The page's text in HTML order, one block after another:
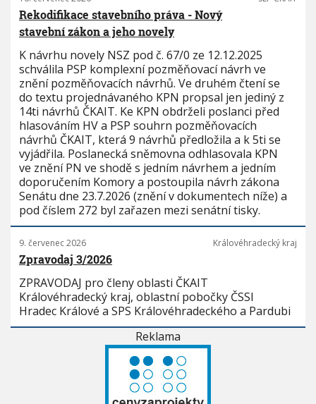
Rekodifikace stavebního práva - Nový
stavební zákon a jeho novely
K návrhu novely NSZ pod č. 67/0 ze 12.12.2025
schválila PSP komplexní pozměňovací návrh ve
znění pozměňovacích návrhů. Ve druhém čtení se
do textu projednávaného KPN propsal jen jediný z
14ti návrhů ČKAIT. Ke KPN obdrželi poslanci před
hlasováním HV a PSP souhrn pozměňovacích
návrhů ČKAIT, která 9 návrhů předložila a k 5ti se
vyjádřila. Poslanecká sněmovna odhlasovala KPN
ve znění PN ve shodě s jedním návrhem a jedním
doporučením Komory a postoupila návrh zákona
Senátu dne 23.7.2026 (znění v dokumentech níže) a
pod číslem 272 byl zařazen mezi senátní tisky.
9. červenec 2026 Královéhradecký kraj
Zpravodaj 3/2026
ZPRAVODAJ pro členy oblasti ČKAIT
Královéhradecký kraj, oblastní pobočky ČSSI
Hradec Králové a SPS Královéhradeckého a Pardubi
Reklama